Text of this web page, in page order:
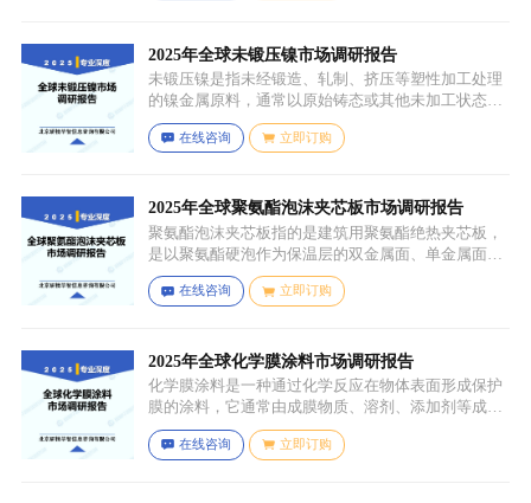
先进行皂化反应得到脂肪酸盐，再经过酸化、酯化等
一系列反应，将甘油与油酸结合，并引入 PCA 基团，
从而得到 PCA 甘油油酸酯。
2025年全球未锻压镍市场调研报告
未锻压镍是指未经锻造、轧制、挤压等塑性加工处理
的镍金属原料，通常以原始铸态或其他未加工状态存
在，一般为块状、锭状、粒状或其他铸造成型的原始
形态，表面可能保留铸造过程中形成的粗糙纹理或缺
力学性能，质地较脆且强度较低。
在线咨询 立即订购
2025年全球聚氨酯泡沫夹芯板市场调研报告
聚氨酯泡沫夹芯板指的是建筑用聚氨酯绝热夹芯板，
是以聚氨酯硬泡作为保温层的双金属面、单金属面或
非金属面复合板材。
在线咨询 立即订购
2025年全球化学膜涂料市场调研报告
化学膜涂料是一种通过化学反应在物体表面形成保护
膜的涂料，它通常由成膜物质、溶剂、添加剂等成分
组成。成膜物质是涂料的主要成分，它在施工后通过
化学反应（如聚合反应、交联反应等）形成连续的、
在线咨询 立即订购